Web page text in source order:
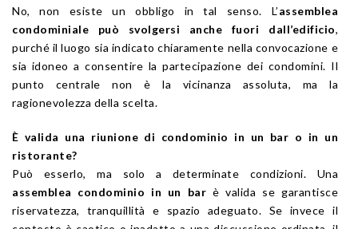
No, non esiste un obbligo in tal senso. L’assemblea
condominiale può svolgersi anche fuori dall’edificio,
purché il luogo sia indicato chiaramente nella convocazione e
sia idoneo a consentire la partecipazione dei condomini. Il
punto centrale non è la vicinanza assoluta, ma la
ragionevolezza della scelta.
È valida una riunione di condominio in un bar o in un
ristorante?
Può esserlo, ma solo a determinate condizioni. Una
assemblea condominio in un bar è valida se garantisce
riservatezza, tranquillità e spazio adeguato. Se invece il